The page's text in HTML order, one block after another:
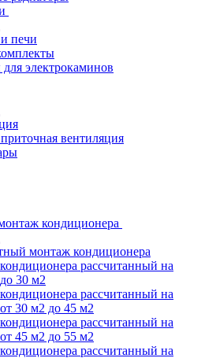
печи
электрокаминов
вентиляция
кондиционера
монтаж кондиционера
рассчитанный на
30 м2
рассчитанный на
30 м2 до 45 м2
рассчитанный на
45 м2 до 55 м2
рассчитанный на